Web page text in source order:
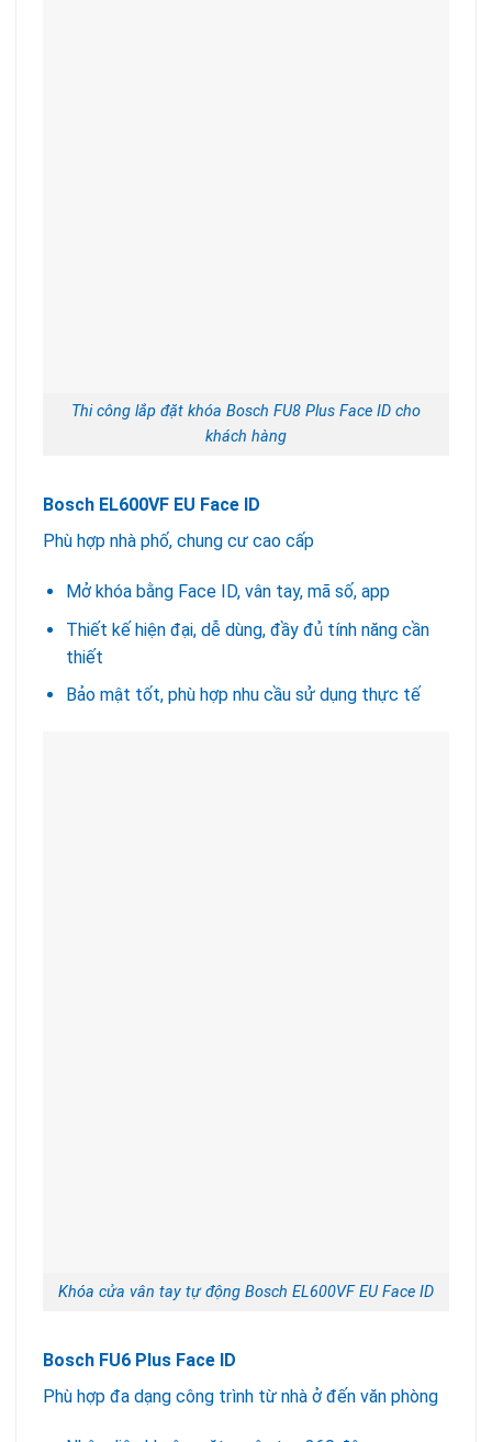
Thi công lắp đặt khóa Bosch FU8 Plus Face ID cho
khách hàng
Bosch EL600VF EU Face ID
Phù hợp nhà phố, chung cư cao cấp
Mở khóa bằng Face ID, vân tay, mã số, app
Thiết kế hiện đại, dễ dùng, đầy đủ tính năng cần
thiết
Bảo mật tốt, phù hợp nhu cầu sử dụng thực tế
Khóa cửa vân tay tự động Bosch EL600VF EU Face ID
Bosch FU6 Plus Face ID
Phù hợp đa dạng công trình từ nhà ở đến văn phòng